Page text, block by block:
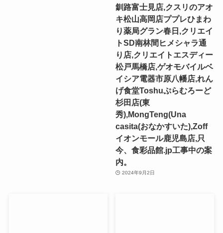
釧路富士見店,クスリのアオ
キ松山高岡店ププレひまわ
り薬局グラン春日,クリエイ
トSD南林間ヒメシャラ通
り店,クリエイトエスディー
松戸馬橋店,ゲオモバイルベ
イシア電器市原八幡店,れん
げ食堂Toshuぷらむろーど
杉田店(東
秀),MongTeng(Una
casita(おなかすいた),Zoff
イオンモール鹿児島店,只
今、食彩品館.jp工事中の案
内。
2024年9月2日